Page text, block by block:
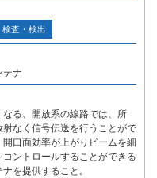
検査・検出
テナ
る、開放系の線路では、所
なく信号伝送を行うことがで
口面効率が上がりビームを細
ントロールすることができる
を提供すること。